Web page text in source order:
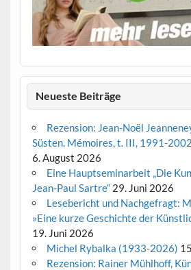
Neueste Beiträge
Rezension: Jean-Noël
Süsten. Mémoires, t. III, 1991-
6. August 2026
Eine Hauptseminarbeit „Die
Jean-Paul Sartre“ 29. Juni 2026
Lesebericht und Nachgefragt:
»Eine kurze Geschichte der
19. Juni 2026
Michel Rybalka (1933-2026)
Rezension: Rainer Mühlhoff,